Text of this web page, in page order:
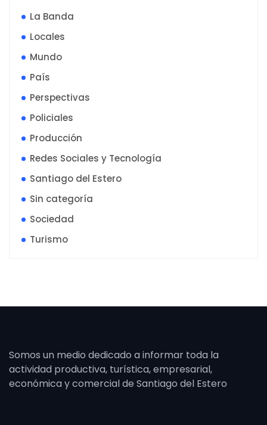
La Banda
Locales
Mundo
País
Perspectivas
Policiales
Producción
Redes Sociales y Tecnología
Santiago del Estero
Sin categoría
Sociedad
Turismo
Somos un medio dedicado a informar toda la
actividad productiva, turística, empresarial,
económica y comercial de Santiago del Estero